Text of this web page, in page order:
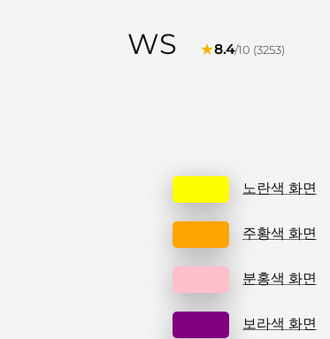
WS ★8.4/10 (3253)
노란색 화면
주황색 화면
분홍색 화면
보라색 화면